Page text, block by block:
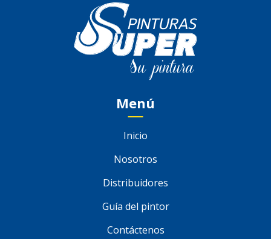
Menú
Inicio
Nosotros
Distribuidores
Guía del pintor
Contáctenos